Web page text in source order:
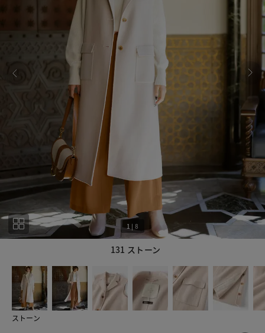
131 ストーン
1 | 8
ストーン